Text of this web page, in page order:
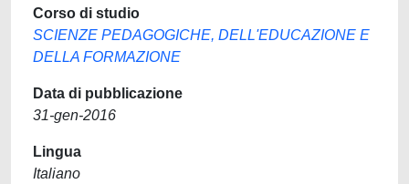
Corso di studio
SCIENZE PEDAGOGICHE, DELL'EDUCAZIONE E
DELLA FORMAZIONE
Data di pubblicazione
31-gen-2016
Lingua
Italiano